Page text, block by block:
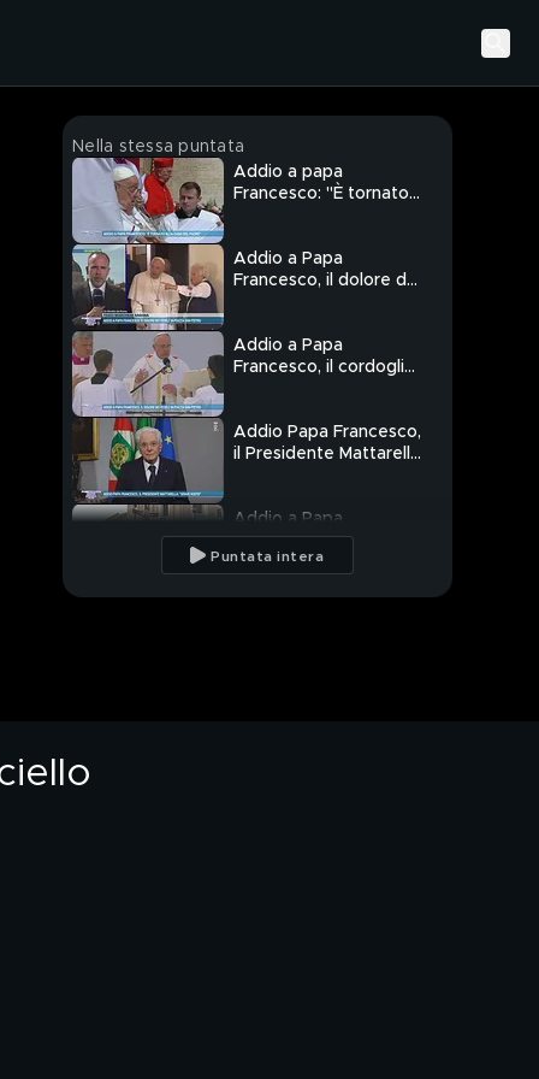
Nella stessa puntata
Addio a papa
Francesco: "È tornato
Addio a Papa
Francesco, il dolore dei
Addio a Papa
Francesco, il cordoglio
Addio Papa Francesco,
il Presidente Mattarella:
Addio a Papa
Francesco, il Papa
venuto "dalla fine del
Puntata intera